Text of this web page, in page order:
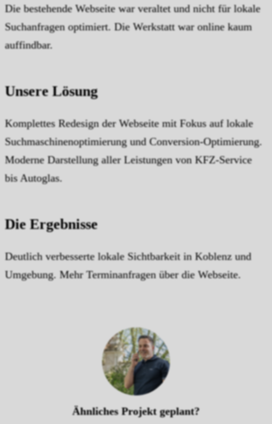
Ähnliches Projekt geplant?
Die bestehende Webseite war veraltet und nicht für lokale
Suchanfragen optimiert. Die Werkstatt war online kaum
auffindbar.
Unsere Lösung
Komplettes Redesign der Webseite mit Fokus auf lokale
Suchmaschinenoptimierung und Conversion-Optimierung.
Moderne Darstellung aller Leistungen von KFZ-Service
bis Autoglas.
Die Ergebnisse
Deutlich verbesserte lokale Sichtbarkeit in Koblenz und
Umgebung. Mehr Terminanfragen über die Webseite.